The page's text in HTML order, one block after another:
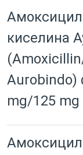
киселина
Aurobindo)
mg/125 mg